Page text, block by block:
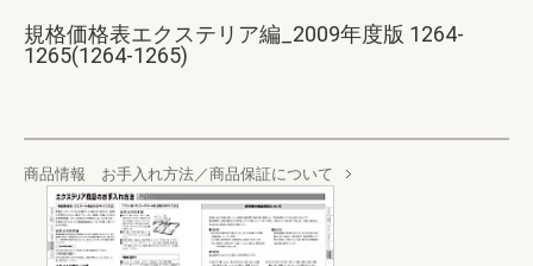
規格価格表エクステリア編_2009年度版 1264-
1265(1264-1265)
商品情報 お手入れ方法／商品保証について